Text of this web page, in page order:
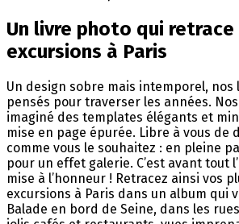
Un livre photo qui retrace
excursions à Paris
Un design sobre mais intemporel,
pensés pour traverser les années.
imaginé des templates élégants et
mise en page épurée. Libre à vous de
comme vous le souhaitez : en pleine
pour un effet galerie. C’est avant tout
mise à l’honneur ! Retracez ainsi vos
excursions à Paris dans un album qui
Balade en bord de Seine, dans les